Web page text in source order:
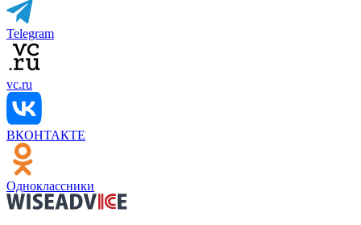
Telegram
vc.ru
ВКОНТАКТЕ
Одноклассники